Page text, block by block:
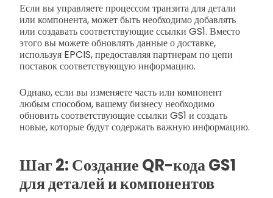
Если вы управляете процессом транзита для детали
или компонента, может быть необходимо добавлять
или создавать соответствующие ссылки GS1. Вместо
этого вы можете обновлять данные о доставке,
используя EPCIS, предоставляя партнерам по цепи
поставок соответствующую информацию.
Однако, если вы изменяете часть или компонент
любым способом, вашему бизнесу необходимо
обновить соответствующие ссылки GS1 и создать
новые, которые будут содержать важную информацию.
Шаг 2: Создание QR-кода GS1
для деталей и компонентов